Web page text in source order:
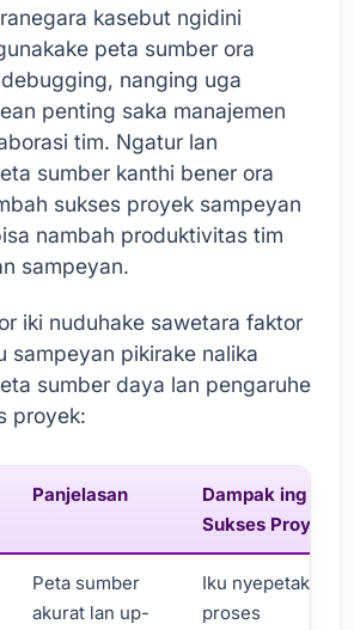
kasebut ngidini
peta sumber ora
nanging uga
penting saka manajemen
tim. Ngatur lan
sumber kanthi bener ora
sukses proyek sampeyan
nambah produktivitas tim
sampeyan.
iki nuduhake sawetara faktor
sampeyan pikirake nalika
sumber daya lan pengaruhe
proyek:
Panjelasan
Dampak ing
Sukses Proyek
Peta sumber
akurat lan up-
Iku nyepetake
proses